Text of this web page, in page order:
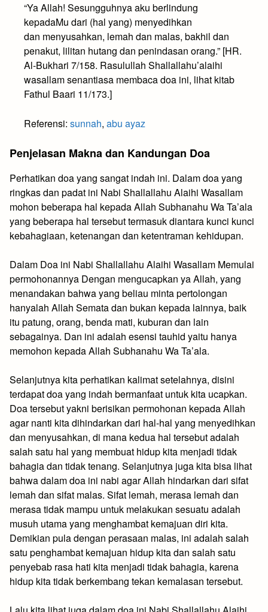
“Ya Allah! Sesungguhnya aku berlindung
kepadaMu dari (hal yang) menyedihkan
dan menyusahkan, lemah dan malas, bakhil dan
penakut, lilitan hutang dan penindasan orang.” [HR.
Al-Bukhari 7/158. Rasulullah Shallallahu’alaihi
wasallam senantiasa membaca doa ini, lihat kitab
Fathul Baari 11/173.]
Referensi: sunnah, abu ayaz
Penjelasan Makna dan Kandungan Doa
Perhatikan doa yang sangat indah ini. Dalam doa yang
ringkas dan padat ini Nabi Shallallahu Alaihi Wasallam
mohon beberapa hal kepada Allah Subhanahu Wa Ta’ala
yang beberapa hal tersebut termasuk diantara kunci kunci
kebahagiaan, ketenangan dan ketentraman kehidupan.
Dalam Doa ini Nabi Shallallahu Alaihi Wasallam Memulai
permohonannya Dengan mengucapkan ya Allah, yang
menandakan bahwa yang beliau minta pertolongan
hanyalah Allah Semata dan bukan kepada lainnya, baik
itu patung, orang, benda mati, kuburan dan lain
sebagainya. Dan ini adalah esensi tauhid yaitu hanya
memohon kepada Allah Subhanahu Wa Ta’ala.
Selanjutnya kita perhatikan kalimat setelahnya, disini
terdapat doa yang indah bermanfaat untuk kita ucapkan.
Doa tersebut yakni berisikan permohonan kepada Allah
agar nanti kita dihindarkan dari hal-hal yang menyedihkan
dan menyusahkan, di mana kedua hal tersebut adalah
salah satu hal yang membuat hidup kita menjadi tidak
bahagia dan tidak tenang. Selanjutnya juga kita bisa lihat
bahwa dalam doa ini nabi agar Allah hindarkan dari sifat
lemah dan sifat malas. Sifat lemah, merasa lemah dan
merasa tidak mampu untuk melakukan sesuatu adalah
musuh utama yang menghambat kemajuan diri kita.
Demikian pula dengan perasaan malas, ini adalah salah
satu penghambat kemajuan hidup kita dan salah satu
penyebab rasa hati kita menjadi tidak bahagia, karena
hidup kita tidak berkembang tekan kemalasan tersebut.